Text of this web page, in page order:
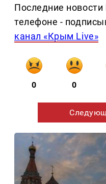
Последние
телефоне -
канал «Крым Live»
0 0